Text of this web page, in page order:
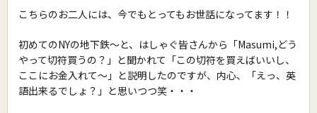
こちらのお二人には、今でもとってもお世話になってます！！
初めてのNYの地下鉄〜と、はしゃぐ皆さんから「Masumi,どう
やって切符買うの？」と聞かれて「この切符を買えばいいし、
ここにお金入れて〜」と説明したのですが、内心、「えっ、英
語出来るでしょ？」と思いつつ笑・・・